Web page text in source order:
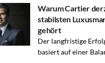
Warum Cartier
stabilsten
gehört
Der langfristige
basiert auf einer